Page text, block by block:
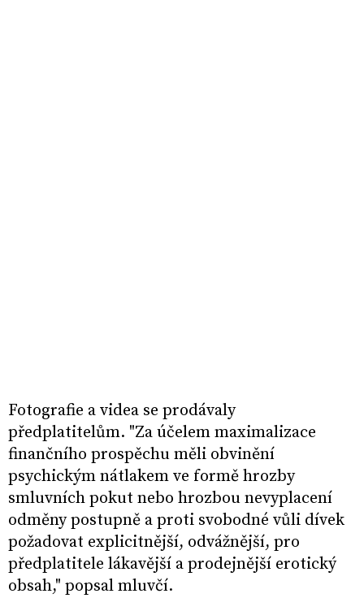
Fotografie a videa se prodávaly
předplatitelům. "Za účelem maximalizace
finančního prospěchu měli obvinění
psychickým nátlakem ve formě hrozby
smluvních pokut nebo hrozbou nevyplacení
odměny postupně a proti svobodné vůli dívek
požadovat explicitnější, odvážnější, pro
předplatitele lákavější a prodejnější erotický
obsah," popsal mluvčí.